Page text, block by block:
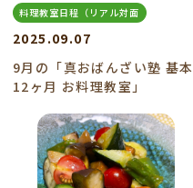
料理教室日程（リアル対面
2025.09.07
9月の「真おばんざい塾 基本
12ヶ月 お料理教室」